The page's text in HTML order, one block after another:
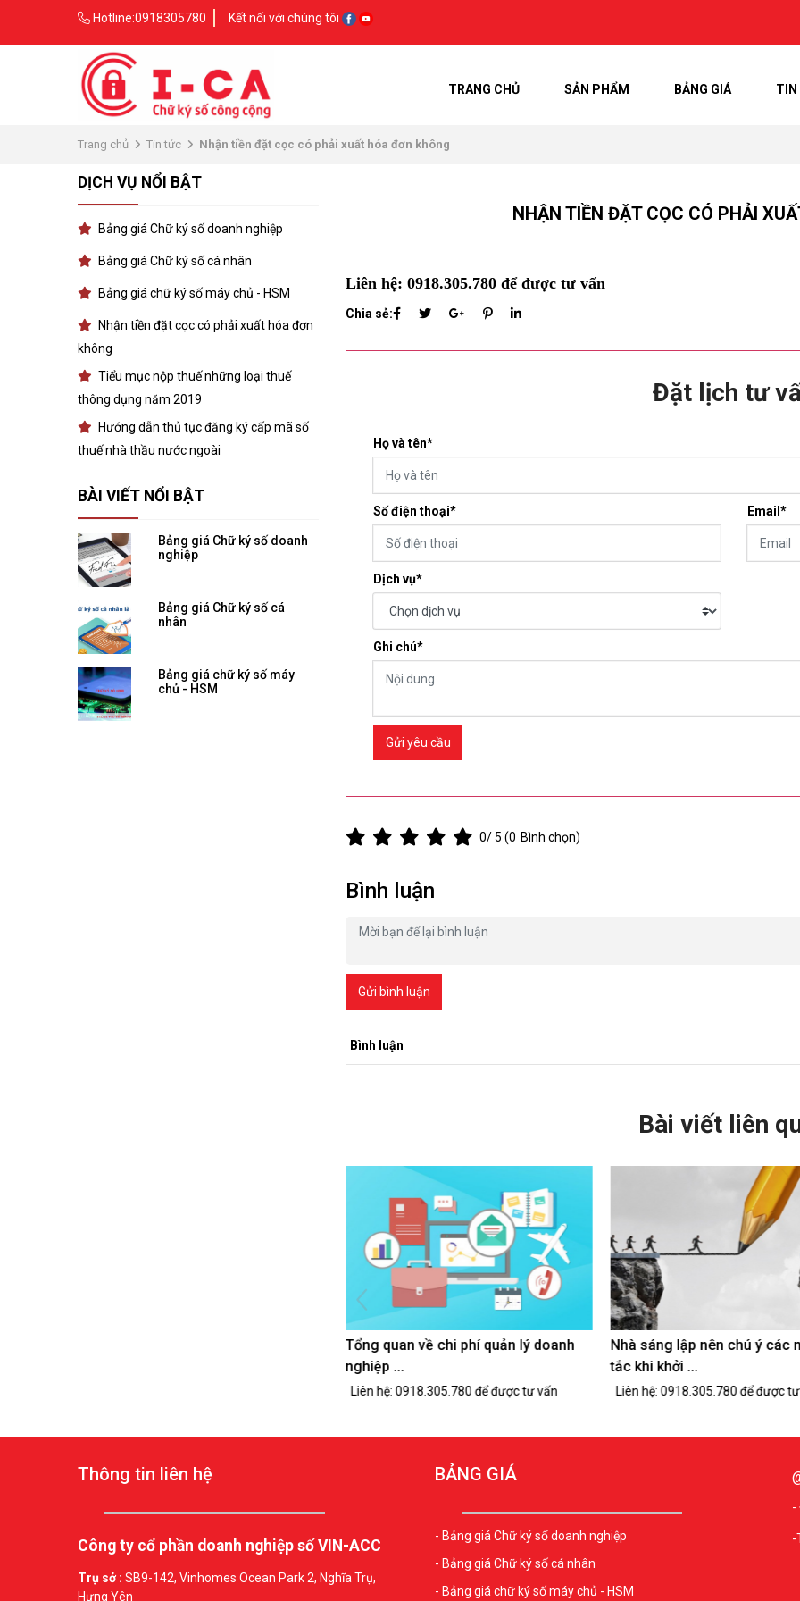
Hotline:0918305780 Kết nối với chúng tôi
TRANG CHỦ SẢN PHẨM BẢNG GIÁ TIN
Trang chủ Tin tức Nhận tiền đặt cọc có phải xuất hóa đơn không
DỊCH VỤ NỔI BẬT
Bảng giá Chữ ký số doanh nghiệp
Bảng giá Chữ ký số cá nhân
Bảng giá chữ ký số máy chủ - HSM
Nhận tiền đặt cọc có phải xuất hóa đơn
không
Tiểu mục nộp thuế những loại thuế
thông dụng năm 2019
Hướng dẫn thủ tục đăng ký cấp mã số
thuế nhà thầu nước ngoài
BÀI VIẾT NỔI BẬT
Bảng giá Chữ ký số doanh
nghiệp
Bảng giá Chữ ký số cá
nhân
Bảng giá chữ ký số máy
chủ - HSM
NHẬN TIỀN ĐẶT CỌC CÓ PHẢI
Liên hệ: 0918.305.780 để được tư vấn
Chia sẻ:
Đặt lịch tư
Họ và tên*
Số điện thoại* Email*
Dịch vụ*
Ghi chú*
Gửi yêu cầu
0/ 5 (0 Bình chọn)
Bình luận
Gửi bình luận
Bình luận
Bài viết liên
Tiểu mục nộp thuế những loại thuế
thông dụng ...
Hướng dẫn thủ tục đăng ký
thuế nhà ...
Thông tin liên hệ
Công ty cổ phần doanh nghiệp số VIN-ACC
Trụ sở : SB9-142, Vinhomes Ocean Park 2, Nghĩa Trụ,
Hưng Yên
BẢNG GIÁ
- Bảng giá Chữ ký số doanh nghiệp
- Bảng giá Chữ ký số cá nhân
- Bảng giá chữ ký số máy chủ - HSM
-
-